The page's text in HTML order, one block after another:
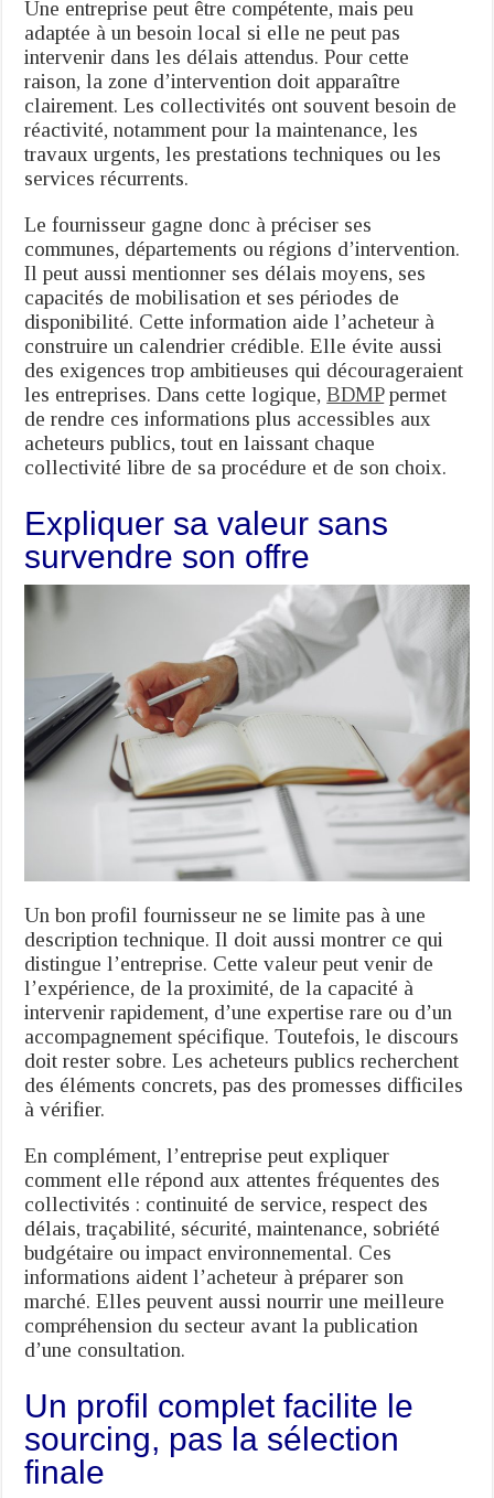
Une entreprise peut être compétente, mais peu
adaptée à un besoin local si elle ne peut pas
intervenir dans les délais attendus. Pour cette
raison, la zone d’intervention doit apparaître
clairement. Les collectivités ont souvent besoin de
réactivité, notamment pour la maintenance, les
travaux urgents, les prestations techniques ou les
services récurrents.
Le fournisseur gagne donc à préciser ses
communes, départements ou régions d’intervention.
Il peut aussi mentionner ses délais moyens, ses
capacités de mobilisation et ses périodes de
disponibilité. Cette information aide l’acheteur à
construire un calendrier crédible. Elle évite aussi
des exigences trop ambitieuses qui décourageraient
les entreprises. Dans cette logique,BDMPpermet
de rendre ces informations plus accessibles aux
acheteurs publics, tout en laissant chaque
collectivité libre de sa procédure et de son choix.
Expliquer sa valeur sans
survendre son offre
Un bon profil fournisseur ne se limite pas à une
description technique. Il doit aussi montrer ce qui
distingue l’entreprise. Cette valeur peut venir de
l’expérience, de la proximité, de la capacité à
intervenir rapidement, d’une expertise rare ou d’un
accompagnement spécifique. Toutefois, le discours
doit rester sobre. Les acheteurs publics recherchent
des éléments concrets, pas des promesses difficiles
à vérifier.
En complément, l’entreprise peut expliquer
comment elle répond aux attentes fréquentes des
collectivités : continuité de service, respect des
délais, traçabilité, sécurité, maintenance, sobriété
budgétaire ou impact environnemental. Ces
informations aident l’acheteur à préparer son
marché. Elles peuvent aussi nourrir une meilleure
compréhension du secteur avant la publication
d’une consultation.
Un profil complet facilite le
sourcing, pas la sélection
finale